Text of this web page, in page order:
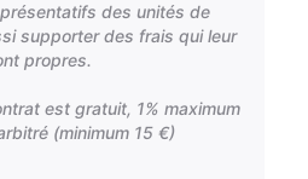
des unités de
supporter des frais qui leur
propres.
est gratuit, 1% maximum
(minimum 15 €)